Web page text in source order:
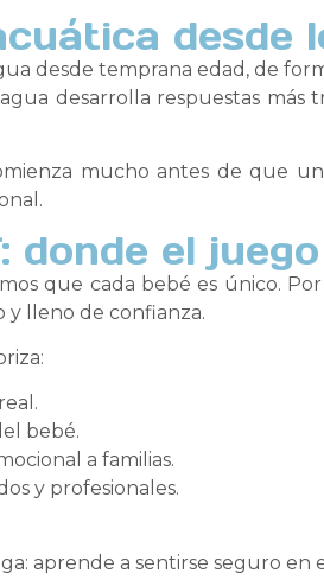
desde
desde temprana edad, de
desarrolla respuestas
mucho antes de que
donde el
que cada bebé es único.
y lleno de confianza.
bebé.
a familias.
y profesionales.
aprende a sentirse seguro en